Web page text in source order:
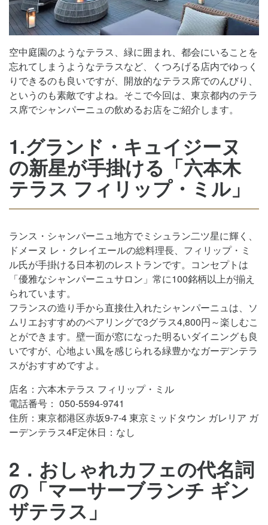
空中庭園のようなテラス、緑に囲まれ、都会にいることを
忘れてしまうようなテラスなど、くつろげる店内でゆっく
りできるのも良いですが、開放的なテラス席でのんびり、
というのも素敵ですよね。そこで今回は、東京都内のテラ
ス席でシャンパーニュの飲めるお店をご紹介します。
1.グランド・キュイジーヌ
の新星が手掛ける「六本木
テラス フィリップ・ミル」
ランス・シャンパーニュ地方でミシュラン二ツ星に輝く、
ドメーヌ レ・クレイエールの総料理長、フィリップ・ミ
ル氏が手掛ける日本初のレストランです。コンセプトは
「優雅なシャンパーニュサロン」常に100銘柄以上が揃え
られています。
フランスの造り手から直接仕入れたシャンパーニュは、ソ
ムリエおすすめのペアリングで3グラス4,800円～楽しむこ
とができます。壁一面が窓になった明るいダイニングも良
いですが、心地よい風を感じられる緑豊かなガーデンテラ
スがおすすめですよ。
店名：六本木テラス フィリップ・ミル
電話番号： 050-5594-9741
住所：東京都港区赤坂9-7-4 東京ミッドタウン ガレリア ガ
ーデンテラス4F定休日：なし
2．おしゃれカフェの代名詞
の「マーサーブランチ ギン
ザテラス」